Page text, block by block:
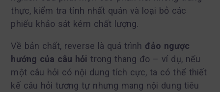
thực, kiểm tra tính nhất quán và loại bỏ các
phiếu khảo sát kém chất lượng.
Về bản chất, reverse là quá trình đảo ngược
hướng của câu hỏi trong thang đo – ví dụ, nếu
một câu hỏi có nội dung tích cực, ta có thể thiết
kế câu hỏi tương tự nhưng mang nội dung tiêu